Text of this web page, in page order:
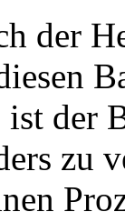
der
der
zu